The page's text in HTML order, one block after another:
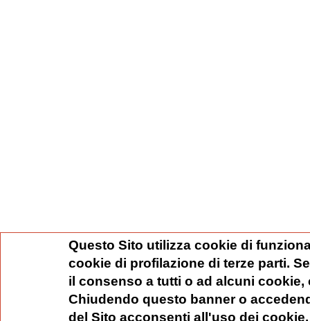
Questo Sito utilizza cookie di
cookie di profilazione di terze parti.
il consenso a tutti o ad alcuni
Chiudendo questo banner o
del Sito acconsenti all'uso dei cookie.